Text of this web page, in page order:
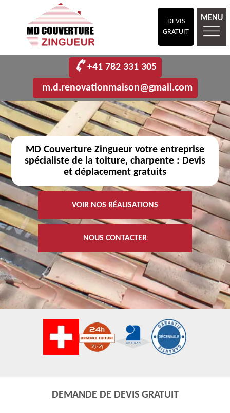
DEVIS
GRATUIT
MENU
+41 782 331 305
m.d.renovationmaison@gmail.com
MD Couverture Zingueur votre entreprise
spécialiste de la toiture, charpente : Devis
et déplacement gratuits
VOIR NOS RÉALISATIONS
NOUS CONTACTER
DEMANDE DE DEVIS GRATUIT